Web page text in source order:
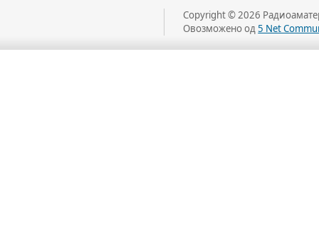
Copyright © 2026
Овозможено од5 Net